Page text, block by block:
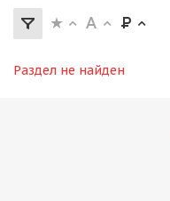
Раздел не найден